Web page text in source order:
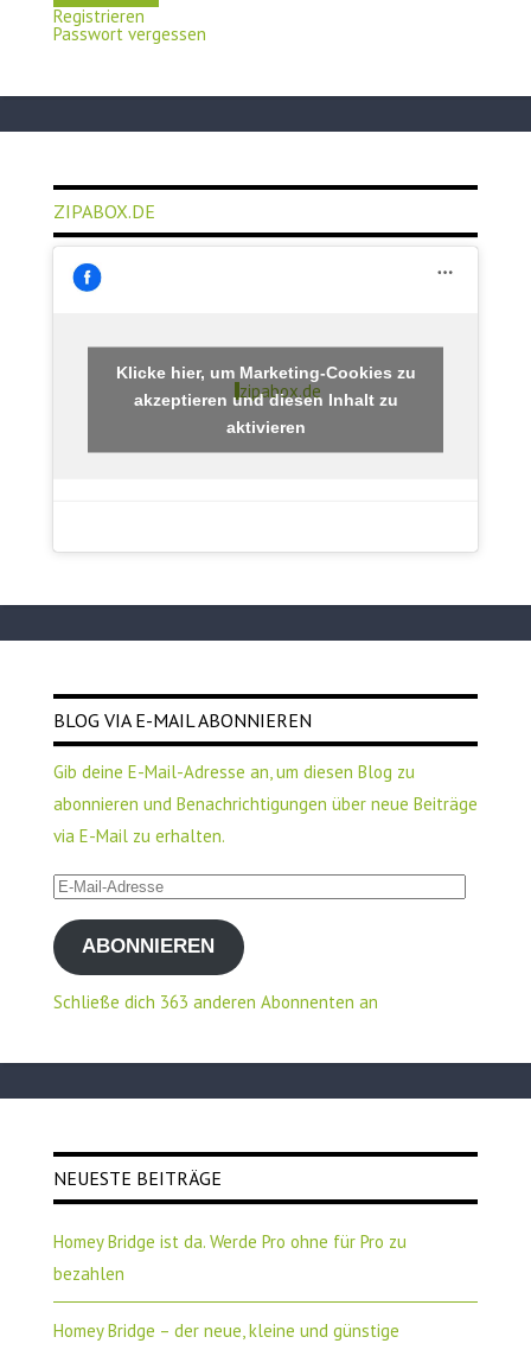
Registrieren
Passwort vergessen
ZIPABOX.DE
zipabox.de
Klicke hier, um Marketing-Cookies zu
akzeptieren und diesen Inhalt zu
aktivieren
BLOG VIA E-MAIL ABONNIEREN
Gib deine E-Mail-Adresse an, um diesen Blog zu
abonnieren und Benachrichtigungen über neue Beiträge
via E-Mail zu erhalten.
E-
Mail-
AdresseABONNIEREN
Schließe dich 363 anderen Abonnenten an
NEUESTE BEITRÄGE
Homey Bridge ist da. Werde Pro ohne für Pro zu
bezahlen
Homey Bridge – der neue, kleine und günstige